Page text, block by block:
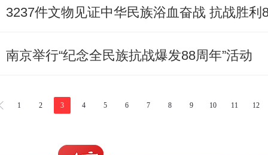
3237件文物见证中华民族浴血奋战 抗战胜利
南京举行“纪念全民族抗战爆发88周年”活动
1 2 3 4 5 6 7 8 9 10 11 12